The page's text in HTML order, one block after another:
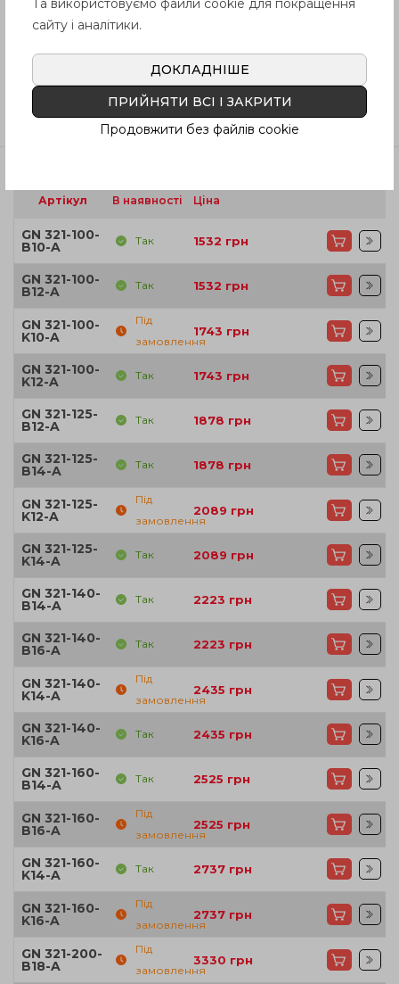
Відгуки
Артікул В наявності Ціна
GN 321-100-
B10-A Так 1532 грн
GN 321-100-
B12-A Так 1532 грн
GN 321-100-
K10-A
Під
замовлення
1743 грн
GN 321-100-
K12-A Так 1743 грн
GN 321-125-
B12-A Так 1878 грн
GN 321-125-
B14-A Так 1878 грн
GN 321-125-
K12-A
Під
замовлення
2089 грн
GN 321-125-
K14-A Так 2089 грн
GN 321-140-
B14-A Так 2223 грн
GN 321-140-
B16-A Так 2223 грн
GN 321-140-
K14-A
Під
замовлення
2435 грн
GN 321-140-
K16-A Так 2435 грн
GN 321-160-
B14-A Так 2525 грн
GN 321-160-
B16-A
Під
замовлення
2525 грн
GN 321-160-
K14-A Так 2737 грн
GN 321-160-
K16-A
Під
замовлення
2737 грн
GN 321-200-
B18-A
Під
замовлення
3330 грн
Та використовуємо файли cookie для покращення
сайту і аналітики.
ДОКЛАДНІШЕ
ПРИЙНЯТИ ВСІ І ЗАКРИТИ
Продовжити без файлів cookie